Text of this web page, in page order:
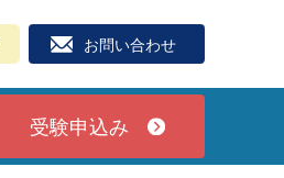
お問い合わせ
受験申込み